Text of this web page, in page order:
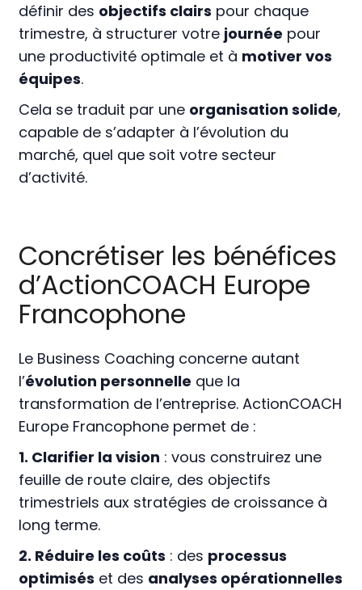
définir des objectifs clairs pour chaque
trimestre, à structurer votre journée pour
une productivité optimale et à motiver vos
équipes.
Cela se traduit par une organisation solide,
capable de s’adapter à l’évolution du
marché, quel que soit votre secteur
d’activité.
Concrétiser les bénéfices
d’ActionCOACH Europe
Francophone
Le Business Coaching concerne autant
l’évolution personnelle que la
transformation de l’entreprise. ActionCOACH
Europe Francophone permet de :
1. Clarifier la vision : vous construirez une
feuille de route claire, des objectifs
trimestriels aux stratégies de croissance à
long terme.
2. Réduire les coûts : des processus
optimisés et des analyses opérationnelles